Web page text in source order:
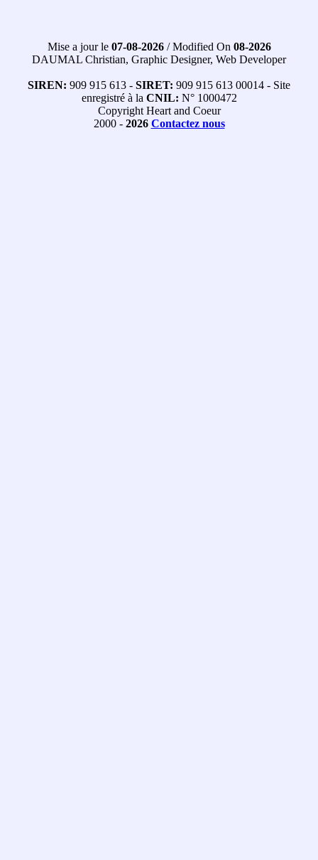
Mise a jour le 07-08-2026/ Modified On 08-2026
DAUMAL Christian, Graphic Designer, Web Developer
SIREN: 909 915 613 - SIRET: 909 915 613 00014 - Site
enregistré à la CNIL: N° 1000472
Copyright Heart and Coeur
2000 - 2026 Contactez nous